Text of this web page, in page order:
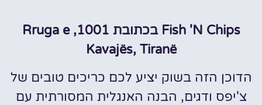
Fish 'N Chips בכתובת 1001, Rruga e
Kavajës, Tiranë
הדוכן הזה בשוק יציע לכם כריכים טובים של
צ'יפס ודגים, הבנה האנגלית המסורתית עם